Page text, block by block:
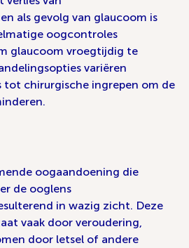
als gevolg van glaucoom is
oogcontroles
glaucoom vroegtijdig te
variëren
tot chirurgische ingrepen om de
oogaandoening die
de ooglens
in wazig zicht. Deze
vaak door veroudering,
door letsel of andere